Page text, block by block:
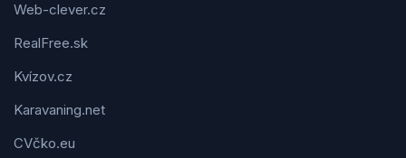
Web-clever.cz
RealFree.sk
Kvízov.cz
Karavaning.net
CVčko.eu